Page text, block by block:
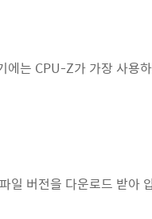
에는 CPU-Z가 가장 사용
일 버전을 다운로드 받아